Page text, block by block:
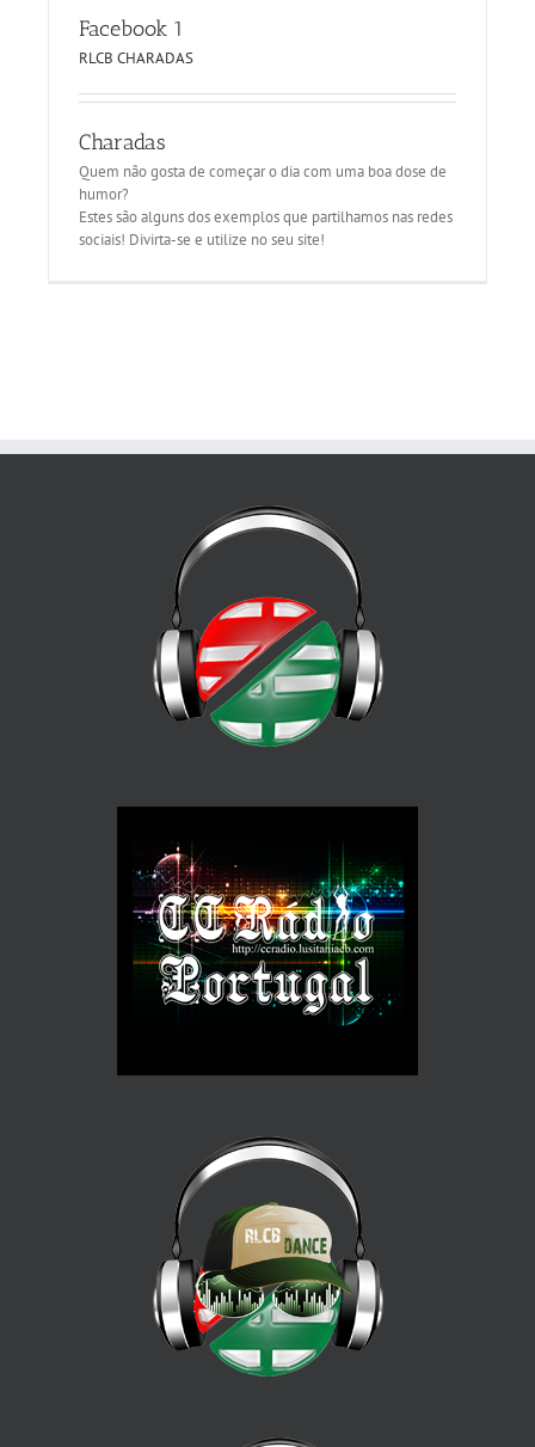
Facebook 1
RLCB CHARADAS
Charadas
Quem não gosta de começar o dia com uma boa dose de
humor?
Estes são alguns dos exemplos que partilhamos nas redes
sociais! Divirta-se e utilize no seu site!